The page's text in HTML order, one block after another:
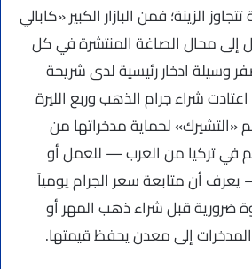
الزينة؛ فمن البازار الكبير «كابالي
محال الصاغة المنتشرة في كل
وسيلة ادخار رئيسية لدى شريحة
شراء جرام الذهب وربع الليرة
«التشيرك» لحماية مدخراتها من
في تركيا من العرب — للعمل أو
يعرف أن متابعة سعر الجرام يومياً
ضرورية قبل شراء ذهب المهر أو
المدخرات إلى معدن يحفظ قيمتها.